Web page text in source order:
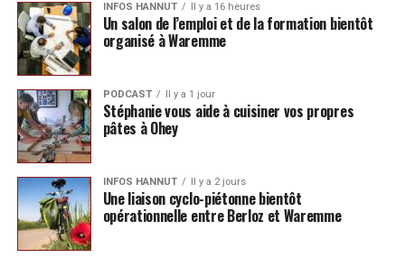
INFOS HANNUT Il y a 16 heures
Un salon de l’emploi et de la formation bientôt
organisé à Waremme
PODCAST Il y a 1 jour
Stéphanie vous aide à cuisiner vos propres
pâtes à Ohey
INFOS HANNUT Il y a 2 jours
Une liaison cyclo-piétonne bientôt
opérationnelle entre Berloz et Waremme